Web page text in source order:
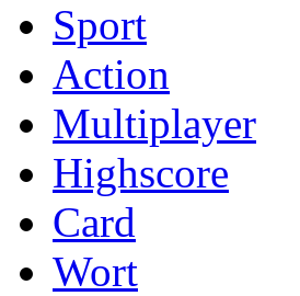
Sport
Action
Multiplayer
Highscore
Card
Wort